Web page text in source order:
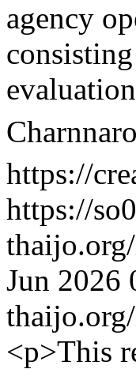
agency
https://
https://
Jun 2026
<p>This